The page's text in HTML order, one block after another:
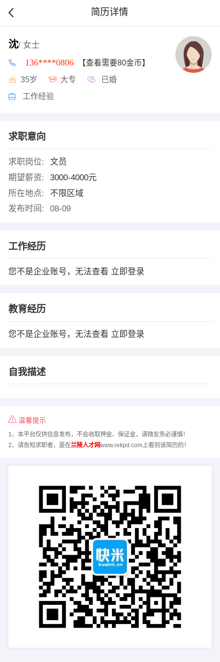
简历详情
沈/ 女士
136****0806 【查看需要80金币】
35岁 大专 已婚
工作经验
求职意向
求职岗位:
文员
期望薪资:
3000-4000元
所在地点:
不限区域
发布时间:
08-09
工作经历
您不是企业账号，无法查看 立即登录
教育经历
您不是企业账号，无法查看 立即登录
自我描述
温馨提示
1、本平台仅供信息发布，不会收取押金、保证金，请微友务必谨慎！
2、请告知求职者，是在兰陵人才网www.rekpd.com上看到该简历的！